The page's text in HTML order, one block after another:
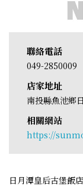
聯絡電話
049-2850009
店家地址
南投縣魚池鄉
相關網站
https://
日月潭皇后古堡飯